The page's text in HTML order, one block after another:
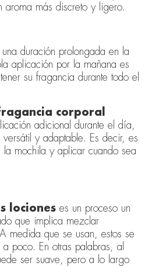
aroma más discreto y ligero.
una duración prolongada en la
aplicación por la mañana es
su fragancia durante todo el
corporal
adicional durante el día,
y adaptable. Es decir, es
la mochila y aplicar cuando sea
lociones es un proceso un
que implica mezclar
medida que se usan, estos se
poco. En otras palabras, al
ser suave, pero a lo largo